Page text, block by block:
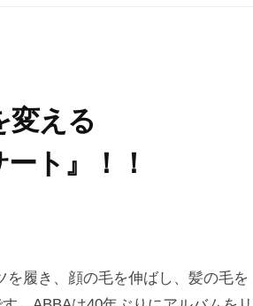
変える
ト』！！
履き、顔の毛を伸ばし、髪の毛を